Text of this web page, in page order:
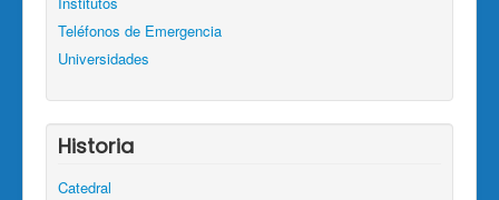
Teléfonos de Emergencia
Universidades
Historia
Catedral